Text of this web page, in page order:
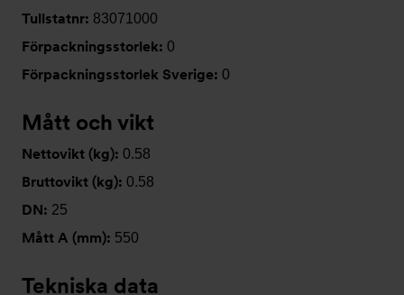
Tullstatnr: 83071000
Förpackningsstorlek: 0
Förpackningsstorlek Sverige: 0
Mått och vikt
Nettovikt (kg): 0.58
Bruttovikt (kg): 0.58
DN: 25
Mått A (mm): 550
Tekniska data